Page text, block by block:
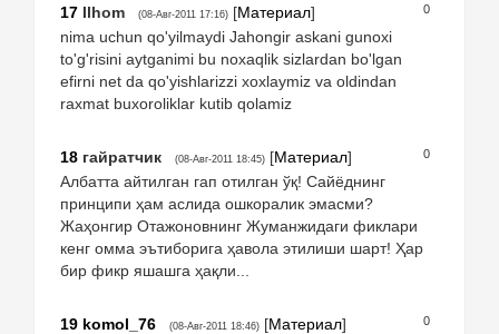
0
17 Ilhom (08-Авг-2011 17:16) [Материал]
nima uchun qo'yilmaydi Jahongir askani gunoxi
to'g'risini aytganimi bu noxaqlik sizlardan bo'lgan
efirni net da qo'yishlarizzi xoxlaymiz va oldindan
raxmat buxoroliklar kutib qolamiz
0
18 гайратчик (08-Авг-2011 18:45) [Материал]
Албатта айтилган гап отилган ўқ! Сайёднинг
принципи ҳам аслида ошкоралик эмасми?
Жаҳонгир Отажоновнинг Жуманжидаги фиклари
кенг омма эътиборига ҳавола этилиши шарт! Ҳар
бир фикр яшашга ҳақли...
0
19 komol_76 (08-Авг-2011 18:46) [Материал]